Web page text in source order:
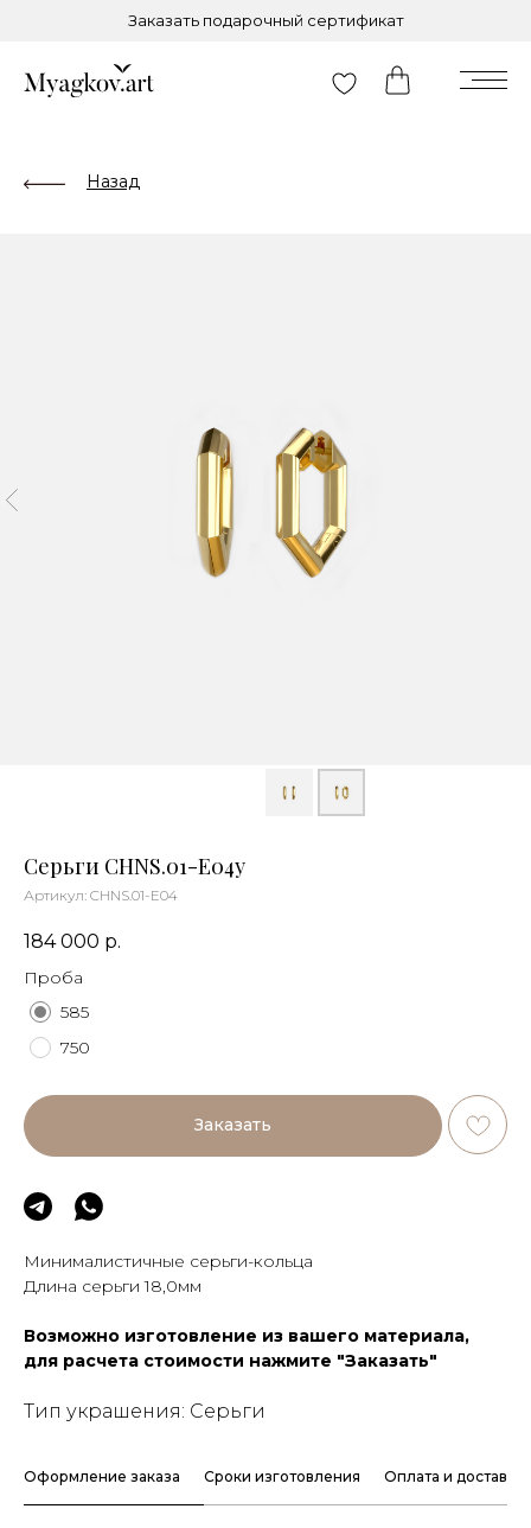
Заказать подарочный сертификат
Назад
Серьги CHNS.01-E04y
Артикул: CHNS.01-E04
184 000 р.
Проба
585
750
Заказать
Минималистичные серьги-кольца
Длина серьги 18,0мм
Возможно изготовление из вашего материала,
для расчета стоимости нажмите "Заказать"
Тип украшения: Серьги
Оформление заказа Сроки изготовления Оплата и доставка